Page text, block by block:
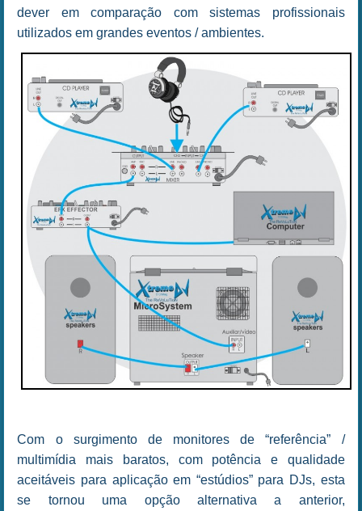
dever em comparação com sistemas profissionais
utilizados em grandes eventos / ambientes.
Com o surgimento de monitores de “referência” /
multimídia mais baratos, com potência e qualidade
aceitáveis para aplicação em “estúdios” para DJs, esta
se tornou uma opção alternativa a anterior,